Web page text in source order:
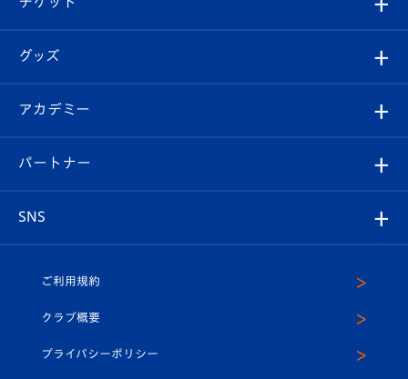
チケット
イベント
メディア
ホームタウン
エンブレム紹介
スタッフプロフィール
マスコット紹介
はじめての観戦ガイド
Revive Team
ヴィヴィくんの長崎おもてなしガイド
フォトギャラリー
スタジアムグルメ
チケット
V-LOVERS（ファンクラブ）
プレイヤーズスイート
グッズ
オンラインショップ
店舗情報
アカデミー
育成からのお知らせ
U-18
パートナー
SNS
ヴィヴィくんインスタグラム
公式LINE＠
ご利用規約
クラブ概要
プライバシーポリシー